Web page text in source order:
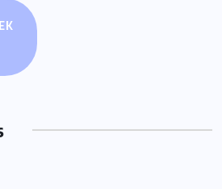
SAĞLIK VE EGZERSIZ
Doğumu